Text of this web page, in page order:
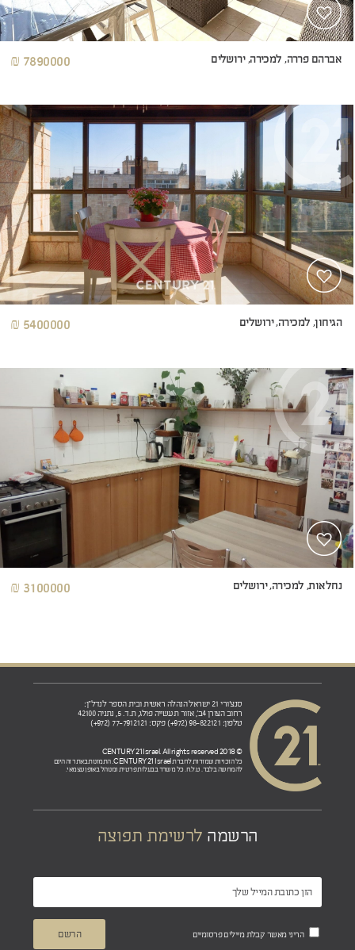
אברהם פררה, למכירה, ירושלים 7890000 ₪
הגיחון, למכירה, ירושלים 5400000 ₪
נחלאות, למכירה, ירושלים 3100000 ₪
סנצ'ורי 21 ישראל הנהלה ראשית ובית הספר לנדל"ן:
רחוב הצורן 4ב', אזור תעשייה פולג, ת.ד. 5, נתניה 42100
טלפון: 98-822121 (972+) פקס: 77-7912121 (972+)
© 2018 CENTURY 21 Israel. All rights reserved
כל הזכויות שמורות לחברתCENTURY 21 Israel. התמונות באתר זה הינם
להמחשה בלבד. ט.ל.ח. כל משרד בבעלות פרטית ומנוהל באופן עצמאי.
הרשמה לרשימת תפוצה
הריני מאשר קבלת מיילים פרסומיים